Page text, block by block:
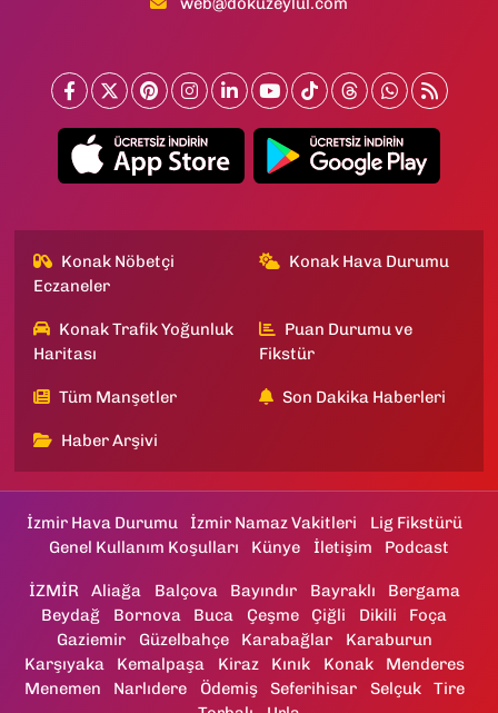
Konak Nöbetçi
Eczaneler
Konak Hava Durumu
Konak Trafik Yoğunluk
Haritası
Puan Durumu ve
Fikstür
Tüm Manşetler Son Dakika Haberleri
Haber Arşivi
İzmir Hava Durumu İzmir Namaz Vakitleri
Lig Fikstürü
Genel Kullanım Koşulları
Künye İletişim Podcast
İZMİR Aliağa Balçova Bayındır Bayraklı
Bergama
Beydağ
Bornova Buca Çeşme Çiğli Dikili
Foça
Gaziemir
Güzelbahçe Karabağlar
Karaburun
Karşıyaka
Kemalpaşa Kiraz Kınık Konak
Menderes
Menemen
Narlıdere Ödemiş Seferihisar Selçuk
Tire